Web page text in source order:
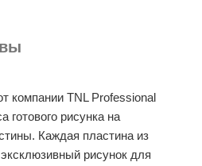
компании TNL Professional
готового рисунка на
Каждая пластина из
рисунок для